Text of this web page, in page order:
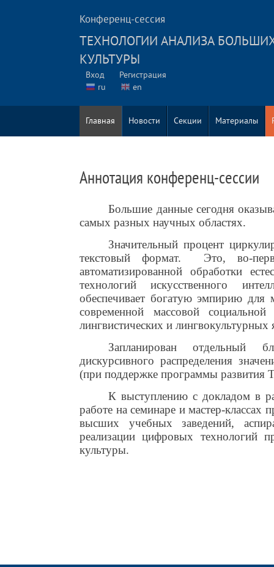
Конференц-сессия
ТЕХНОЛОГИИ АНАЛИЗА
КУЛЬТУРЫ
Вход
Регистрация
ru
en
Главная Новости Секции Материалы
Аннотация конференц-сессии
Большие данные сегодня
самых разных научных областях.
Значительный процент
текстовый формат.
Это, во-
автоматизированной обработки
технологий искусственного
обеспечивает богатую эмпирию для
современной массовой
лингвистических и
Запланирован отдельный
дискурсивного распределения
(при поддержке программы развития
К выступлению с докладом в
работе на семинаре и мастер-классах
высших учебных заведений,
реализации цифровых технологий
культуры.